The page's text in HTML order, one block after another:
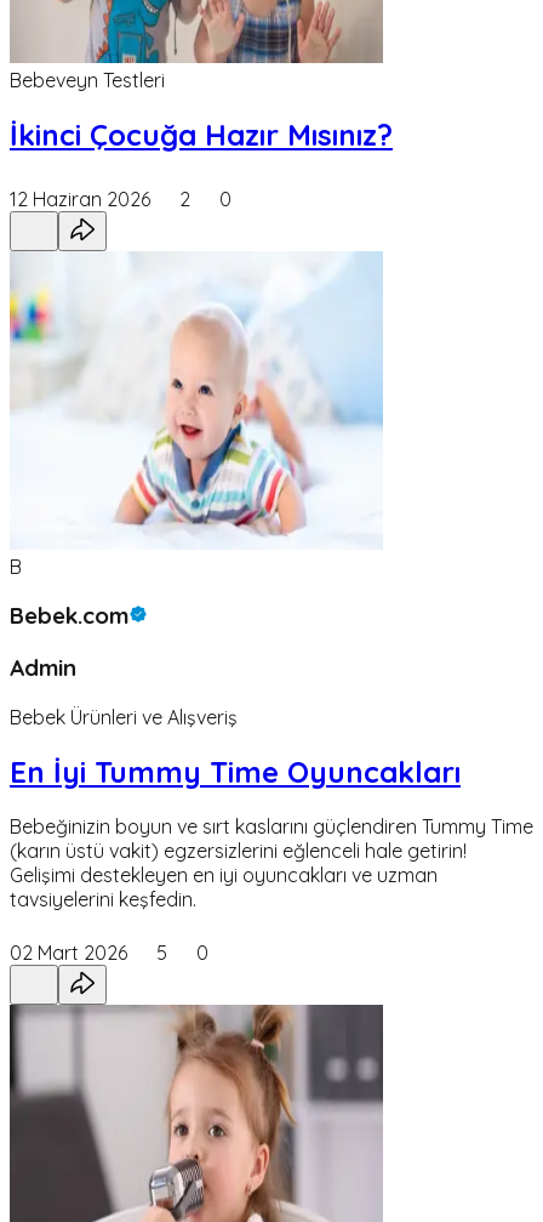
Bebeveyn Testleri
İkinci Çocuğa Hazır Mısınız?
12 Haziran 2026 2 0
B
Bebek.com
Admin
Bebek Ürünleri ve Alışveriş
En İyi Tummy Time Oyuncakları
Bebeğinizin boyun ve sırt kaslarını güçlendiren Tummy Time
(karın üstü vakit) egzersizlerini eğlenceli hale getirin!
Gelişimi destekleyen en iyi oyuncakları ve uzman
tavsiyelerini keşfedin.
02 Mart 2026 5 0